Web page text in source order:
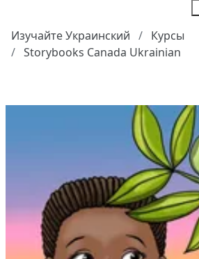
Изучайте Украинский
Курсы
Storybooks Canada Ukrainian